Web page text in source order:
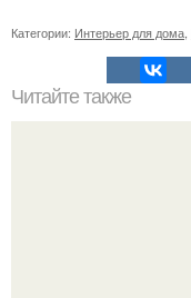
Категории: Интерьер для дома
Читайте также